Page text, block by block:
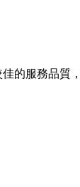
的服務品質